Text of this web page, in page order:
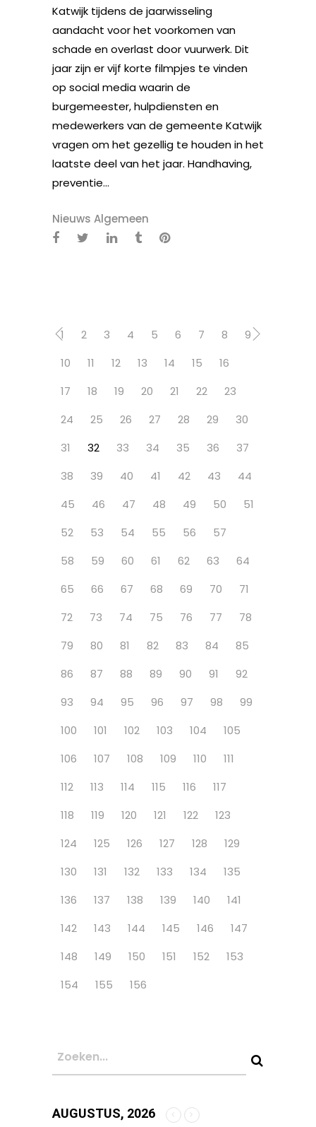
Katwijk tijdens de jaarwisseling
aandacht voor het voorkomen van
schade en overlast door vuurwerk. Dit
jaar zijn er vijf korte filmpjes te vinden
op social media waarin de
burgemeester, hulpdiensten en
medewerkers van de gemeente Katwijk
vragen om het gezellig te houden in het
laatste deel van het jaar. Handhaving,
preventie...
Nieuws Algemeen
1 2 3 4 5 6 7 8
9
10
11 12 13 14 15
16
17
18 19 20 21 22
23
24
25 26 27 28 29
30
31
32 33 34 35 36
37
38
39 40 41 42 43
44
45
46 47 48 49 50
51
52
53 54 55 56
57
58
59 60 61 62 63
64
65
66 67 68 69 70
71
72
73 74 75 76 77
78
79
80 81 82 83 84
85
86
87 88 89 90 91
92
93
94 95 96 97 98
99
100
101 102 103 104
105
106
107 108 109 110
111
112
113 114 115 116
117
118
119 120 121 122
123
124
125 126 127 128
129
130
131 132 133 134
135
136
137 138 139 140
141
142
143 144 145 146
147
148
149 150 151 152
153
154
155 156
AUGUSTUS, 2026